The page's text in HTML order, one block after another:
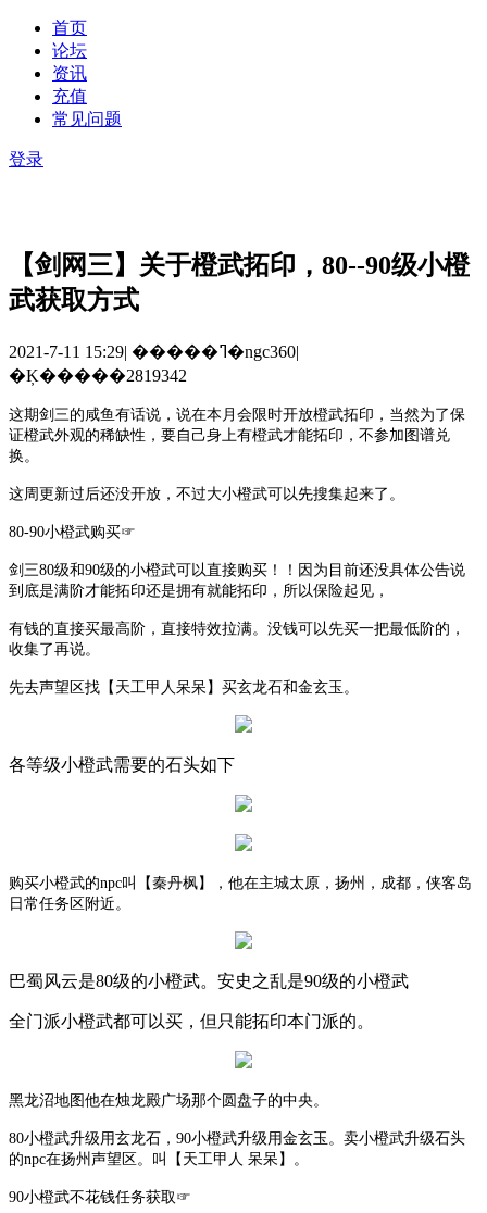
首页
论坛
资讯
充值
常见问题
登录
【剑网三】关于橙武拓印，80--90级小橙
武获取方式
2021-7-11 15:29| �����ߣ�ngc360|
�Ķ�����2819342
这期剑三的咸鱼有话说，说在本月会限时开放橙武拓印，当然为了保
证橙武外观的稀缺性，要自己身上有橙武才能拓印，不参加图谱兑
换。
这周更新过后还没开放，不过大小橙武可以先搜集起来了。
80-90小橙武购买☞
剑三80级和90级的小橙武可以直接购买！！因为目前还没具体公告说
到底是满阶才能拓印还是拥有就能拓印，所以保险起见，
有钱的直接买最高阶，直接特效拉满。没钱可以先买一把最低阶的，
收集了再说。
先去声望区找【天工甲人呆呆】买玄龙石和金玄玉。
各等级小橙武需要的石头如下
购买小橙武的npc叫【秦丹枫】，他在主城太原，扬州，成都，侠客岛
日常任务区附近。
巴蜀风云是80级的小橙武。安史之乱是90级的小橙武
全门派小橙武都可以买，但只能拓印本门派的。
黑龙沼地图他在烛龙殿广场那个圆盘子的中央。
80小橙武升级用玄龙石，90小橙武升级用金玄玉。卖小橙武升级石头
的npc在扬州声望区。叫【天工甲人 呆呆】。
90小橙武不花钱任务获取☞